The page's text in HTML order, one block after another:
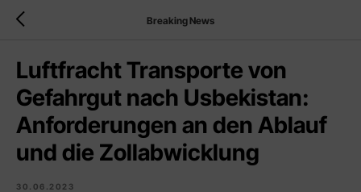
Breaking News
Luftfracht Transporte von
Gefahrgut nach Usbekistan:
Anforderungen an den Ablauf
und die Zollabwicklung
30.06.2023